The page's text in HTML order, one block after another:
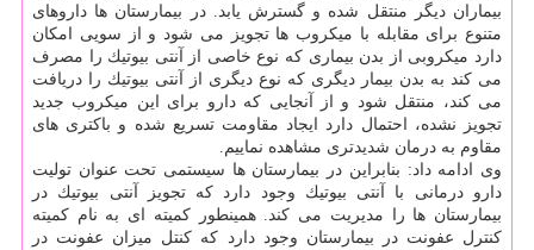
بیماران دیگر منتقل شده و گسترش یابد. در بیمارستان ها داروهای
متنوع برای مقابله با میكروب ها تجویز می شود و از سویی امكان
دارد میكروبی از بدن بیماری كه نوع خاصی از آنتی بیوتیك را مصرف
می كند به بدن بیمار دیگری كه نوع دیگری از آنتی بیوتیك را دریافت
می كند، منتقل شود و از آنجایی كه دارو برای این میكروب جدید
تجویز نشده، احتمال دارد ایجاد مقاومت تسریع شده و باكتری های
مقاوم به درمان شدیدتری مشاهده نماییم.
وی ادامه داد: بنابراین در بیمارستان ها سیستمی تحت عنوان تولیت
دارو درمانی با آنتی بیوتیك وجود دارد كه تجویز آنتی بیوتیك در
بیمارستان ها را مدیریت می كند. همینطور كمیته ای به نام كمیته
كنترل عفونت در بیمارستان وجود دارد كه كنتل میزان عفونت در